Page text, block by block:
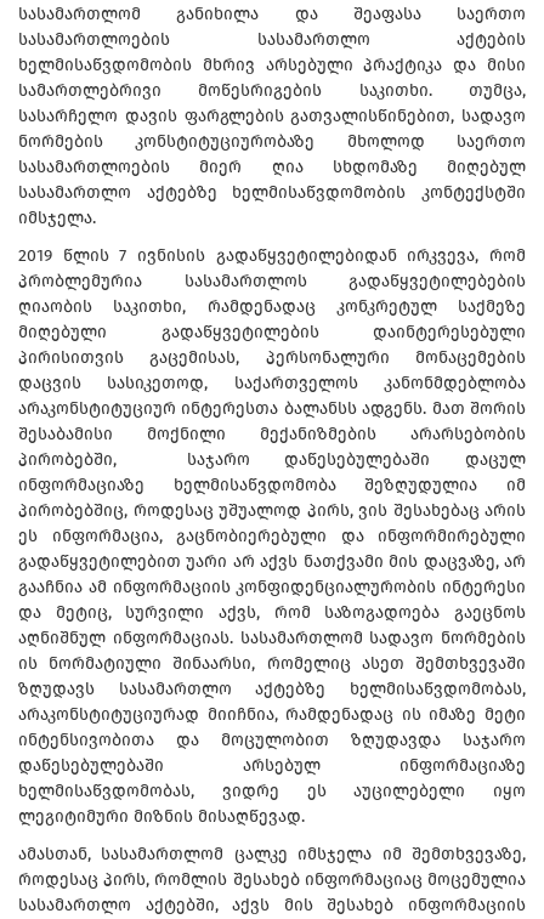
სასამართლომ განიხილა და შეაფასა საერთო
სასამართლოების სასამართლო აქტების
ხელმისაწვდომობის მხრივ არსებული პრაქტიკა და მისი
სამართლებრივი მოწესრიგების საკითხი. თუმცა,
სასარჩელო დავის ფარგლების გათვალისწინებით, სადავო
ნორმების კონსტიტუციურობაზე მხოლოდ საერთო
სასამართლოების მიერ ღია სხდომაზე მიღებულ
სასამართლო აქტებზე ხელმისაწვდომობის კონტექსტში
იმსჯელა.
2019 წლის 7 ივნისის გადაწყვეტილებიდან ირკვევა, რომ
პრობლემურია სასამართლოს გადაწყვეტილებების
ღიაობის საკითხი, რამდენადაც კონკრეტულ საქმეზე
მიღებული გადაწყვეტილების დაინტერესებული
პირისითვის გაცემისას, პერსონალური მონაცემების
დაცვის სასიკეთოდ, საქართველოს კანონმდებლობა
არაკონსტიტუციურ ინტერესთა ბალანსს ადგენს. მათ შორის
შესაბამისი მოქნილი მექანიზმების არარსებობის
პირობებში, საჯარო დაწესებულებაში დაცულ
ინფორმაციაზე ხელმისაწვდომობა შეზღუდულია იმ
პირობებშიც, როდესაც უშუალოდ პირს, ვის შესახებაც არის
ეს ინფორმაცია, გაცნობიერებული და ინფორმირებული
გადაწყვეტილებით უარი არ აქვს ნათქვამი მის დაცვაზე, არ
გააჩნია ამ ინფორმაციის კონფიდენციალურობის ინტერესი
და მეტიც, სურვილი აქვს, რომ საზოგადოება გაეცნოს
აღნიშნულ ინფორმაციას. სასამართლომ სადავო ნორმების
ის ნორმატიული შინაარსი, რომელიც ასეთ შემთხვევაში
ზღუდავს სასამართლო აქტებზე ხელმისაწვდომობას,
არაკონსტიტუციურად მიიჩნია, რამდენადაც ის იმაზე მეტი
ინტენსივობითა და მოცულობით ზღუდავდა საჯარო
დაწესებულებაში არსებულ ინფორმაციაზე
ხელმისაწვდომობას, ვიდრე ეს აუცილებელი იყო
ლეგიტიმური მიზნის მისაღწევად.
ამასთან, სასამართლომ ცალკე იმსჯელა იმ შემთხვევაზე,
როდესაც პირს, რომლის შესახებ ინფორმაციაც მოცემულია
სასამართლო აქტებში, აქვს მის შესახებ ინფორმაციის